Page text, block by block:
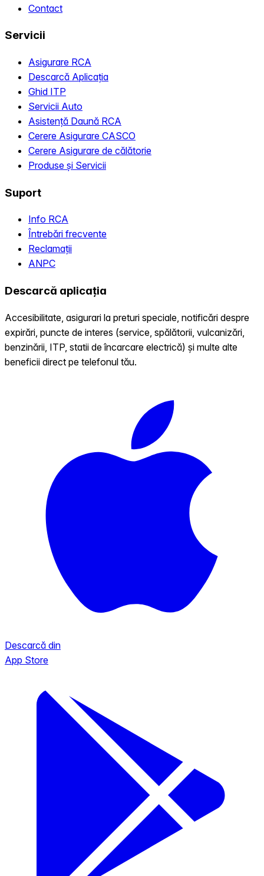
Contact
Servicii
Asigurare RCA
Descarcă Aplicația
Ghid ITP
Servicii Auto
Asistență Daună RCA
Cerere Asigurare CASCO
Cerere Asigurare de călătorie
Produse și Servicii
Suport
Info RCA
Întrebări frecvente
Reclamații
ANPC
Descarcă aplicația
Accesibilitate, asigurari la preturi speciale, notificări despre
expirări, puncte de interes (service, spălătorii, vulcanizări,
benzinării, ITP, statii de încarcare electrică) și multe alte
beneficii direct pe telefonul tău.
Descarcă din
App Store